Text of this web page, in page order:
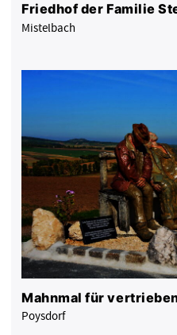
Friedhof der Familie
Mistelbach
Mahnmal für
Poysdorf